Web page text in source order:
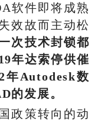
软件即将成熟
效故而主动松
次技术封锁都
年达索停供催
年Autodesk数
的发展。
政策转向的动